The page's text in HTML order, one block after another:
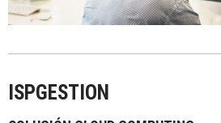
ISPGESTION